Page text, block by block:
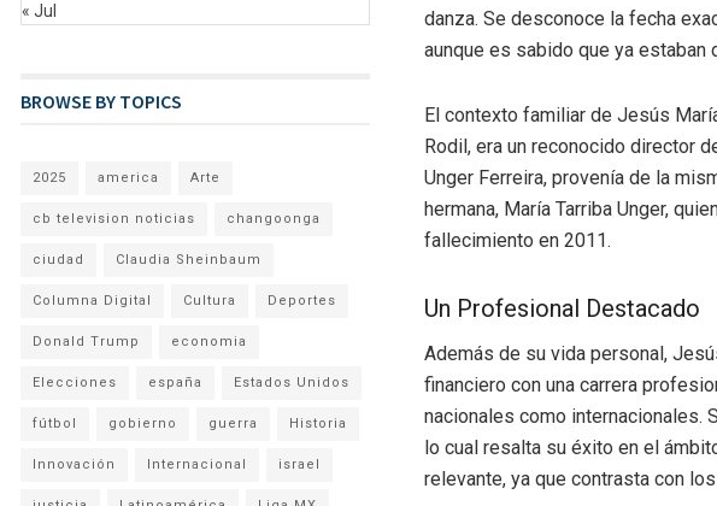
danza. Se desconoce la fecha
aunque es sabido que ya estaban
El contexto familiar de Jesús
Rodil, era un reconocido director
Unger Ferreira, provenía de la
hermana, María Tarriba Unger,
fallecimiento en 2011.
Un Profesional Destacado
Además de su vida personal,
financiero con una carrera
nacionales como internacionales.
lo cual resalta su éxito en el
relevante, ya que contrasta con
« Jul
BROWSE BY TOPICS
2025 america Arte
cb television noticias changoonga
ciudad Claudia Sheinbaum
Columna Digital Cultura Deportes
Donald Trump economia
Elecciones españa Estados Unidos
fútbol gobierno guerra Historia
Innovación Internacional israel